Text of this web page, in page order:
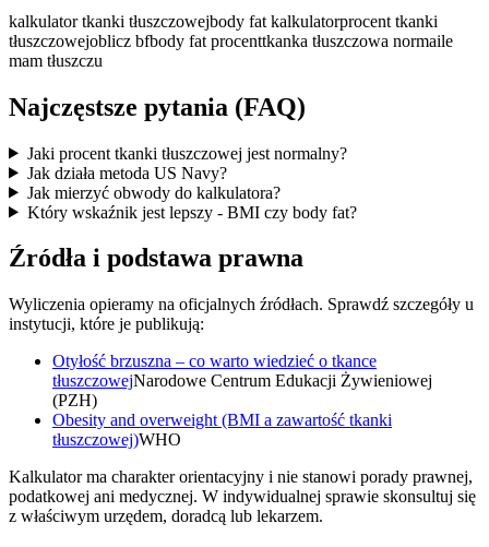
kalkulator tkanki tłuszczowejbody fat kalkulatorprocent tkanki
tłuszczowejoblicz bfbody fat procenttkanka tłuszczowa normaile
mam tłuszczu
Najczęstsze pytania (FAQ)
Jaki procent tkanki tłuszczowej jest normalny?
Jak działa metoda US Navy?
Jak mierzyć obwody do kalkulatora?
Który wskaźnik jest lepszy - BMI czy body fat?
Źródła i podstawa prawna
Wyliczenia opieramy na oficjalnych źródłach. Sprawdź szczegóły u
instytucji, które je publikują:
Otyłość brzuszna – co warto wiedzieć o tkance
tłuszczowejNarodowe Centrum Edukacji Żywieniowej
(PZH)
Obesity and overweight (BMI a zawartość tkanki
tłuszczowej)WHO
Kalkulator ma charakter orientacyjny i nie stanowi porady prawnej,
podatkowej ani medycznej. W indywidualnej sprawie skonsultuj się
z właściwym urzędem, doradcą lub lekarzem.